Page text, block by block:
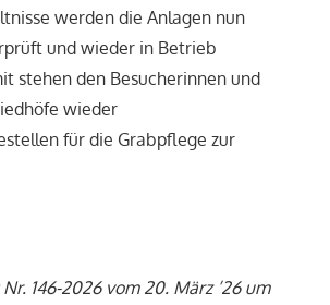
werden die Anlagen nun
und wieder in Betrieb
stehen den Besucherinnen und
wieder
für die Grabpflege zur
146-2026 vom 20. März ’26 um